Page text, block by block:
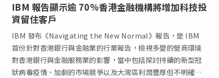
IBM 報告顯示逾 70%香港金融機構將增加科技投
資留住客戶
IBM 發布《Navigating the New Normal》報告，是 IBM
首份針對香港銀行與金融業的行業報告，檢視多變的營商環境
對香港銀行與金融服務業的影響，當中包括探討持續的新型冠
狀病毒疫情、加劇的市場競爭以及大灣區利潤豐厚但不明確的